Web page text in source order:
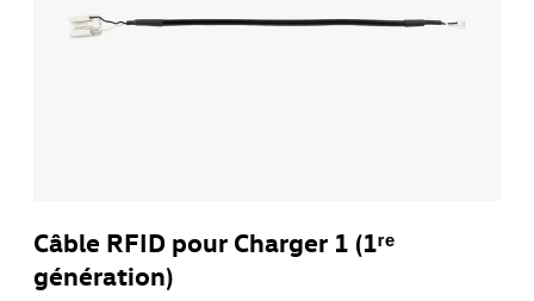
Câble RFID pour Charger 1 (1ʳᵉ
génération)